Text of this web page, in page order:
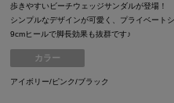
歩きやすいビーチウェッジサンダルが登場！
シンプルなデザインが可愛く、プライベート
9cmヒールで脚長効果も抜群です♪
カラー
アイボリー/ピンク/ブラック